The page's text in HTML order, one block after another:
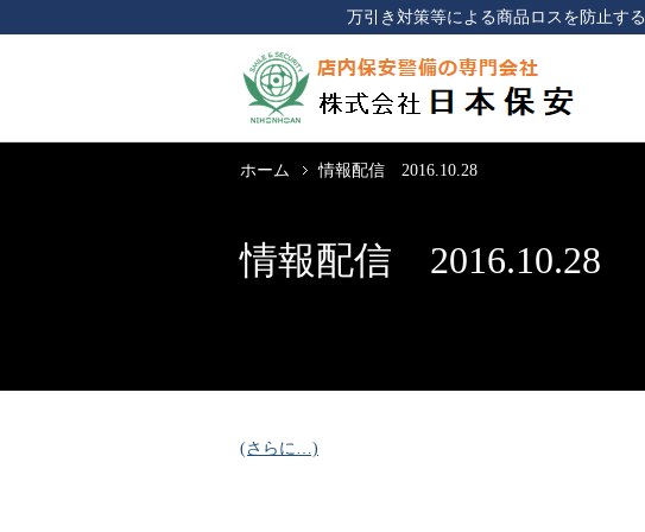
万引き対策等による商品ロスを防止する
ホーム 情報配信 2016.10.28
情報配信 2016.10.28
(さらに…)